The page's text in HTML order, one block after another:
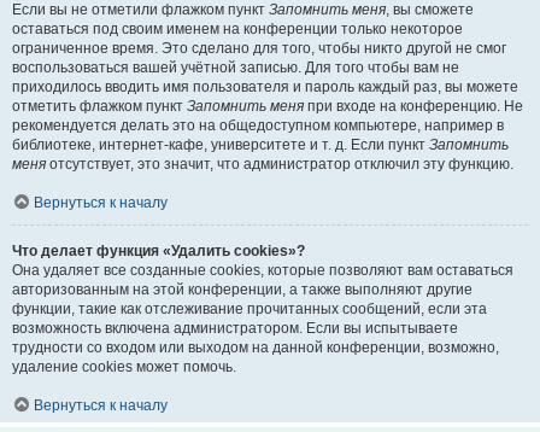
Если вы не отметили флажком пункт Запомнить меня, вы сможете
оставаться под своим именем на конференции только некоторое
ограниченное время. Это сделано для того, чтобы никто другой не смог
воспользоваться вашей учётной записью. Для того чтобы вам не
приходилось вводить имя пользователя и пароль каждый раз, вы можете
отметить флажком пункт Запомнить меня при входе на конференцию. Не
рекомендуется делать это на общедоступном компьютере, например в
библиотеке, интернет-кафе, университете и т. д. Если пункт Запомнить
меня отсутствует, это значит, что администратор отключил эту функцию.
Вернуться к началу
Что делает функция «Удалить cookies»?
Она удаляет все созданные cookies, которые позволяют вам оставаться
авторизованным на этой конференции, а также выполняют другие
функции, такие как отслеживание прочитанных сообщений, если эта
возможность включена администратором. Если вы испытываете
трудности со входом или выходом на данной конференции, возможно,
удаление cookies может помочь.
Вернуться к началу